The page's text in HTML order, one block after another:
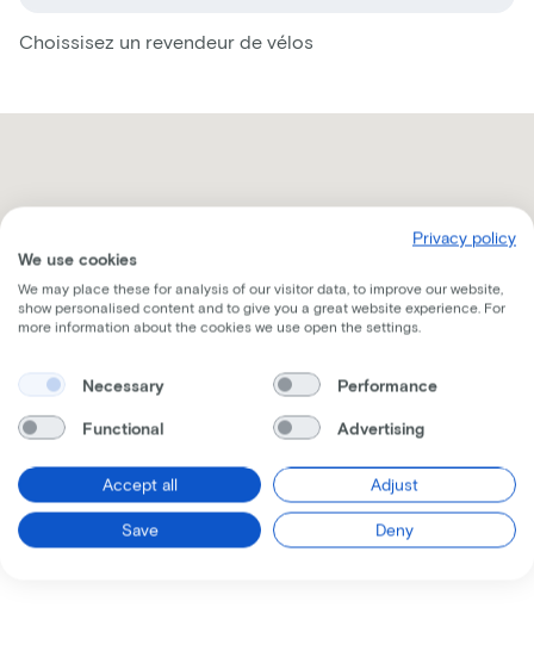
Choissisez un revendeur de vélos
Recevez toutes les informations par mail
Privacy policy
We use cookies
We may place these for analysis of our visitor data, to improve our website,
show personalised content and to give you a great website experience. For
more information about the cookies we use open the settings.
Necessary Performance
Functional Advertising
Accept all Adjust
Save Deny